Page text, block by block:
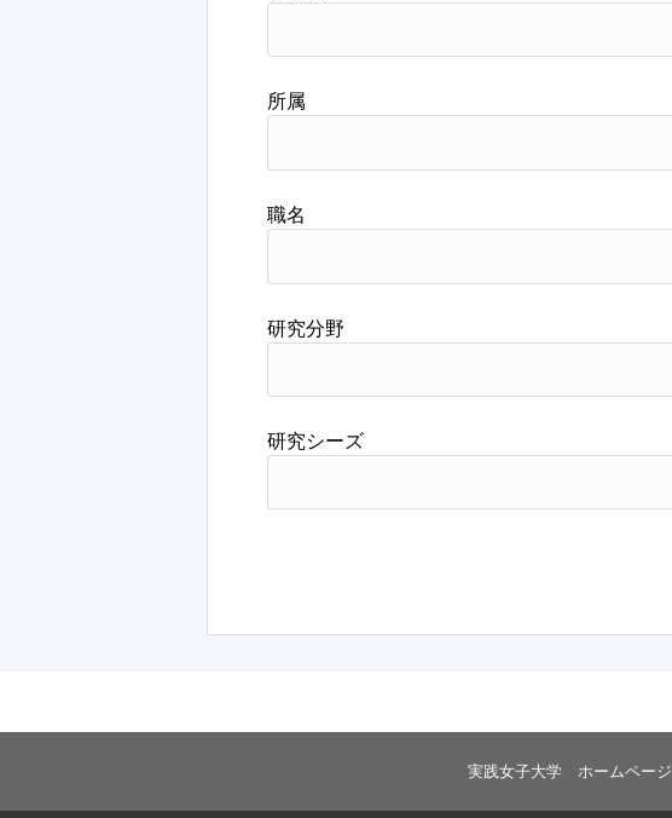
所属
職名
研究分野
研究シーズ
実践女子大学 ホームページ